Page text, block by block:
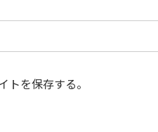
を保存する。